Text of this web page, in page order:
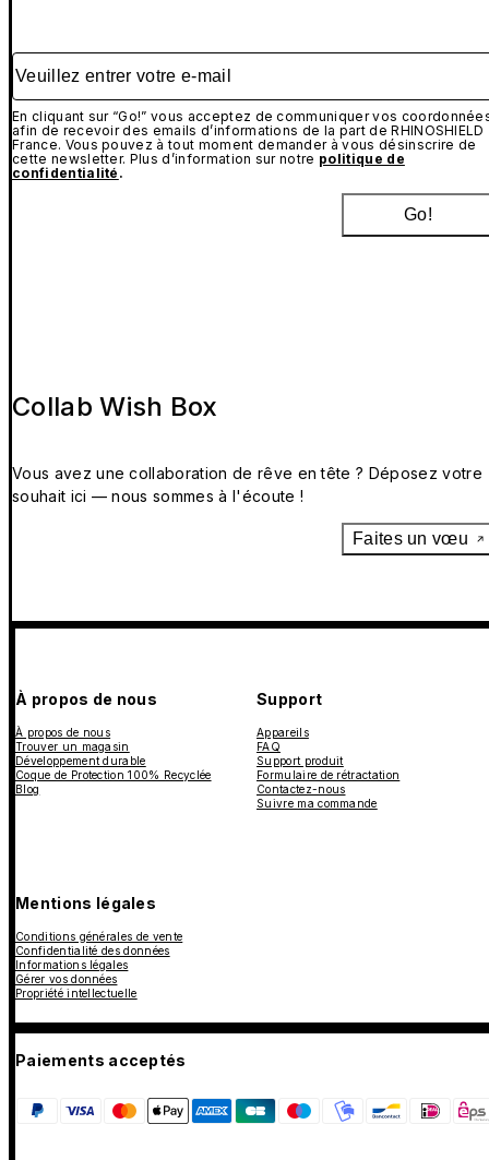
Veuillez entrer votre e-mail
En cliquant sur “Go!” vous acceptez de communiquer vos
afin de recevoir des emails d’informations de la part de RHINOSHIELD
France. Vous pouvez à tout moment demander à vous désinscrire de
cette newsletter. Plus d’information sur notre politique de
confidentialité .
Go!
Collab Wish Box
Vous avez une collaboration de rêve en tête ? Déposez votre
souhait ici — nous sommes à l'écoute !
Faites un vœu
À propos de nous
À propos de nous
Trouver un magasin
Développement durable
Coque de Protection 100% Recyclée
Blog
Support
Appareils
FAQ
Support produit
Formulaire de rétractation
Contactez-nous
Suivre ma commande
Mentions légales
Conditions générales de vente
Confidentialité des données
Informations légales
Gérer vos données
Propriété intellectuelle
Paiements acceptés